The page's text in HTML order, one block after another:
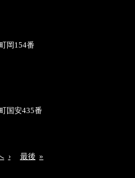
岡154番
国安435番
› 最後 »